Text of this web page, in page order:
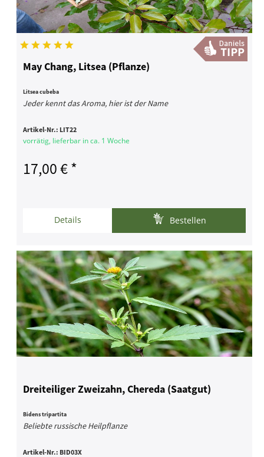
May Chang, Litsea (Pflanze)
Litsea cubeba
Jeder kennt das Aroma, hier ist der Name
Artikel-Nr.: LIT22
vorrätig, lieferbar in ca. 1 Woche
17,00 € *
Details Bestellen
Dreiteiliger Zweizahn, Chereda (Saatgut)
Bidens tripartita
Beliebte russische Heilpflanze
Artikel-Nr.: BID03X